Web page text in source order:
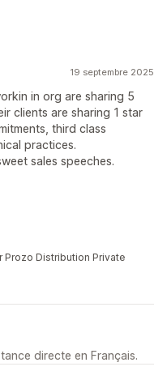
19 septembre 2025
in org are sharing 5
clients are sharing 1 star
third class
practices.
sales speeches.
Prozo Distribution Private
directe en Français.